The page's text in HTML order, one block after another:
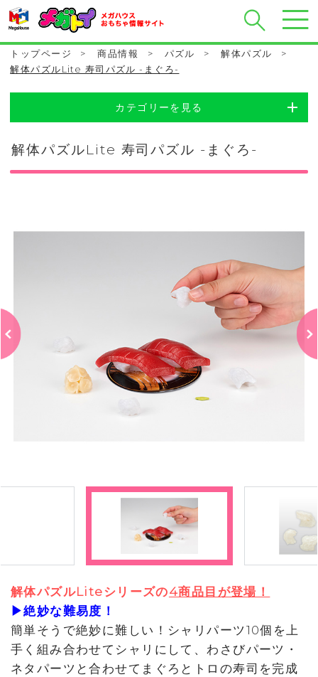
トップページ > 商品情報 > パズル > 解体パズル
>
解体パズルLite 寿司パズル -まぐろ-
カテゴリーを見る
解体パズルLite 寿司パズル -まぐろ-
解体パズルLiteシリーズの4商品目が登場！
▶絶妙な難易度！
簡単そうで絶妙に難しい！シャリパーツ10個を上
手く組み合わせてシャリにして、わさびパーツ・
ネタパーツと合わせてまぐろとトロの寿司を完成